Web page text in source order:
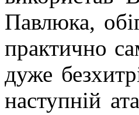
Павлюка,
практично
дуже
наступній